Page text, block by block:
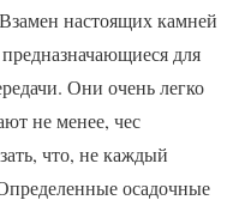
настоящих камней
для
Они очень легко
не менее, чес
что, не каждый
осадочные